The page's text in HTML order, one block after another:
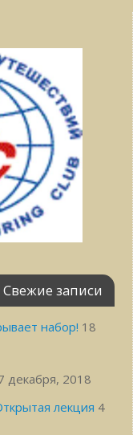
Свежие записи
набор! 18
декабря, 2018
лекция 4